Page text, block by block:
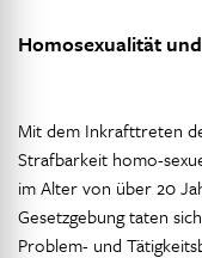
Homosexualität
Mit dem Inkrafttreten
Strafbarkeit homo-
im Alter von über 20
Gesetzgebung taten
Problem- und